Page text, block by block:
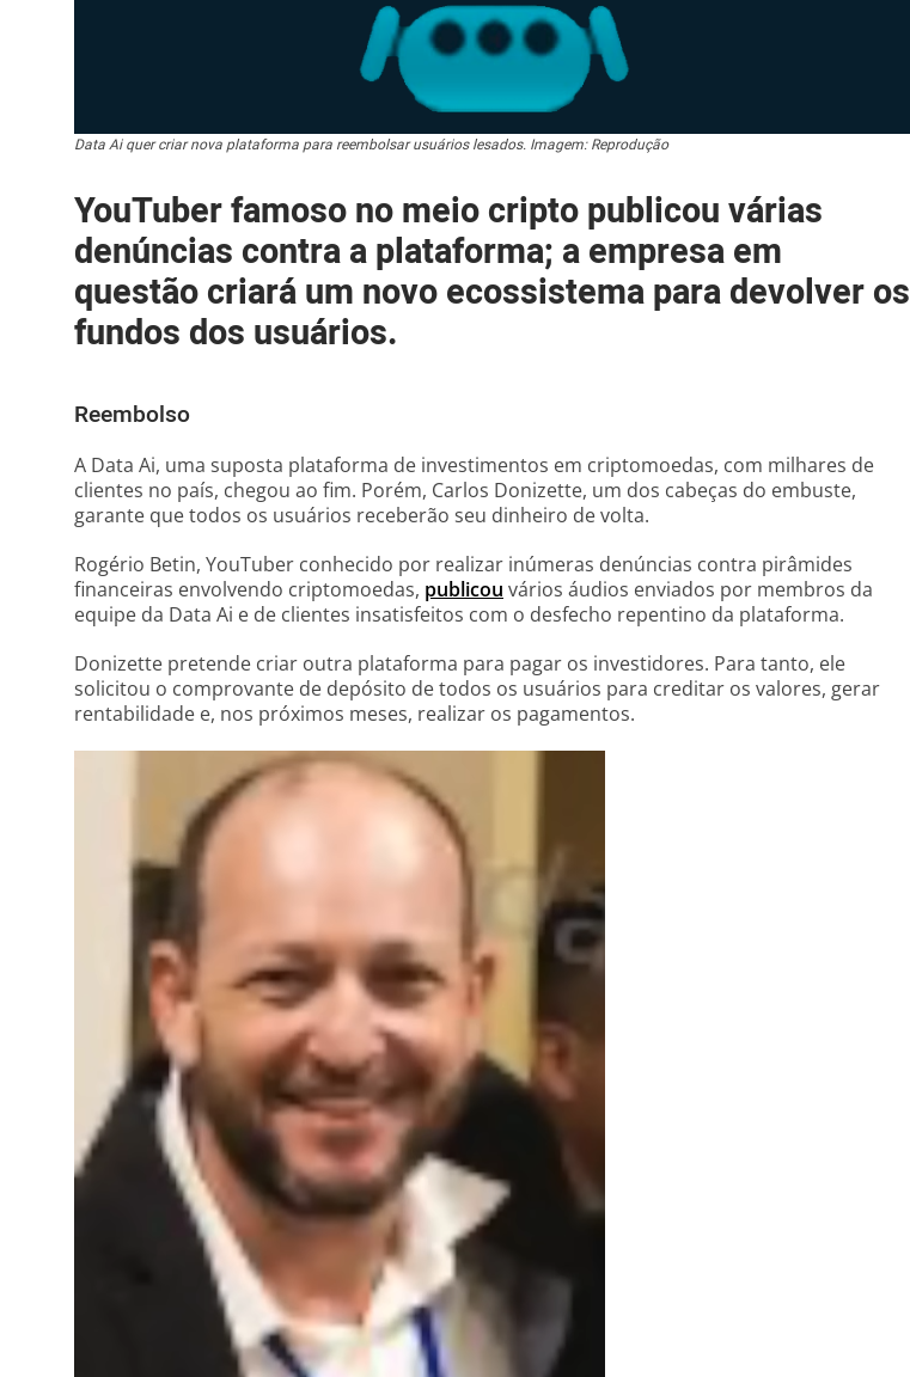
Data Ai quer criar nova plataforma para reembolsar usuários lesados. Imagem: Reprodução
YouTuber famoso no meio cripto publicou várias
denúncias contra a plataforma; a empresa em
questão criará um novo ecossistema para devolver os
fundos dos usuários.
Reembolso
A Data Ai, uma suposta plataforma de investimentos em criptomoedas, com milhares de
clientes no país, chegou ao fim. Porém, Carlos Donizette, um dos cabeças do embuste,
garante que todos os usuários receberão seu dinheiro de volta.
Rogério Betin, YouTuber conhecido por realizar inúmeras denúncias contra pirâmides
financeiras envolvendo criptomoedas, publicou vários áudios enviados por membros da
equipe da Data Ai e de clientes insatisfeitos com o desfecho repentino da plataforma.
Donizette pretende criar outra plataforma para pagar os investidores. Para tanto, ele
solicitou o comprovante de depósito de todos os usuários para creditar os valores, gerar
rentabilidade e, nos próximos meses, realizar os pagamentos.